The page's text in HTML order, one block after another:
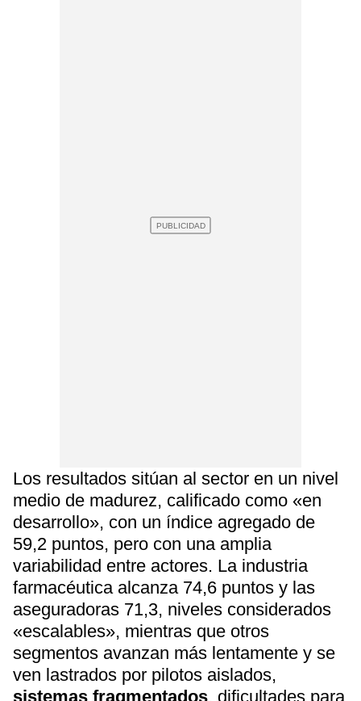
Los resultados sitúan al sector en un nivel
medio de madurez, calificado como «en
desarrollo», con un índice agregado de
59,2 puntos, pero con una amplia
variabilidad entre actores. La industria
farmacéutica alcanza 74,6 puntos y las
aseguradoras 71,3, niveles considerados
«escalables», mientras que otros
segmentos avanzan más lentamente y se
ven lastrados por pilotos aislados,
sistemas fragmentados, dificultades para